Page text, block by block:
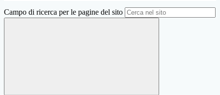
Campo di ricerca per le pagine del sito